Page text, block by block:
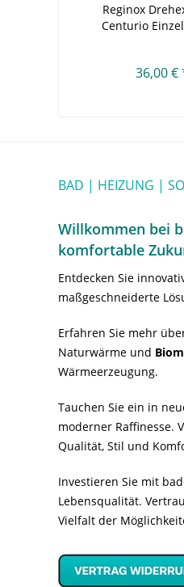
Reginox
Centurio
36,00 €
BAD | HEIZUNG |
Willkommen bei
komfortable
Entdecken Sie
maßgeschneiderte
Erfahren Sie mehr
Naturwärme und
Wärmeerzeugung.
Tauchen Sie ein in
moderner Raffinesse.
Qualität, Stil und
Investieren Sie mit
Lebensqualität.
Vielfalt der